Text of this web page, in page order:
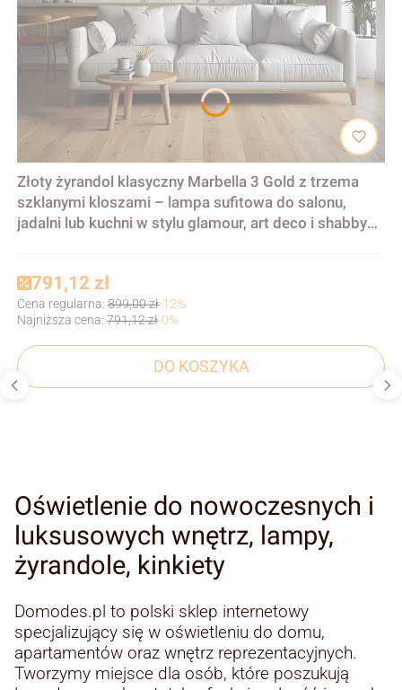
Złoty żyrandol klasyczny Marbella 3 Gold z trzema
szklanymi kloszami – lampa sufitowa do salonu,
jadalni lub kuchni w stylu glamour, art deco i shabby
791,12 zł
Cena regularna: 899,00 zł-12%
Najniższa cena: 791,12 zł-0%
DO KOSZYKA
Oświetlenie do nowoczesnych i
luksusowych wnętrz, lampy,
żyrandole, kinkiety
Domodes.pl to polski sklep internetowy
specjalizujący się w oświetleniu do domu,
apartamentów oraz wnętrz reprezentacyjnych.
Tworzymy miejsce dla osób, które poszukują